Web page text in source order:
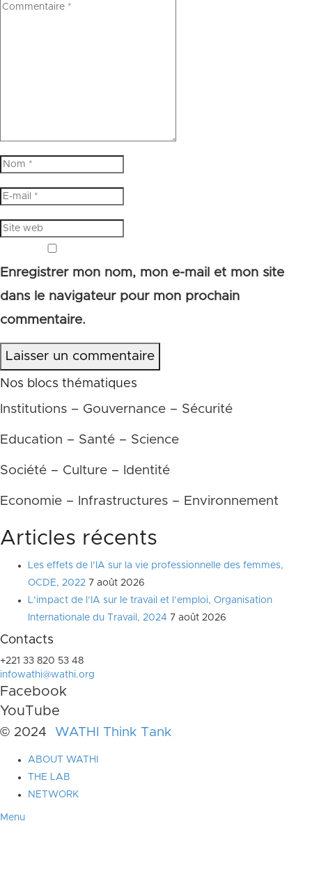
Enregistrer mon nom, mon e-mail et mon site
dans le navigateur pour mon prochain
commentaire.
Laisser un commentaire
Nos blocs thématiques
Institutions – Gouvernance – Sécurité
Education – Santé – Science
Société – Culture – Identité
Economie – Infrastructures – Environnement
Articles récents
Les effets de l’IA sur la vie professionnelle des femmes,
OCDE, 2022 7 août 2026
L’impact de l’IA sur le travail et l’emploi, Organisation
Internationale du Travail, 2024 7 août 2026
Contacts
+221 33 820 53 48
infowathi@wathi.org
Facebook
YouTube
© 2024 WATHI Think Tank
ABOUT WATHI
THE LAB
NETWORK
Menu